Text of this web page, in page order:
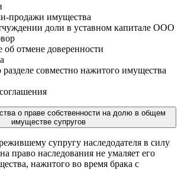
продажи имущества
доли в уставном капитале ООО
об отмене доверенности
совместно нажитого имущества
о праве собственности на долю в общем
имуществе супругов
супругу наследодателя в силу
право наследования не умаляет его
нажитого во время брака с